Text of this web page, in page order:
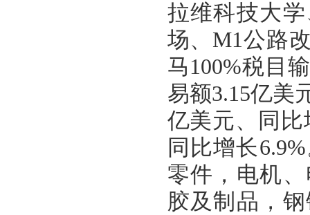
拉维科技大
场、M1公路
马100%税目
易额3.15亿美
亿美元、同比
同比增长
零件，电机
胶及制品，